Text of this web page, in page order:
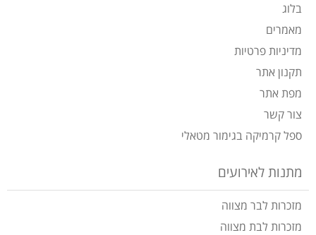
בלוג
מאמרים
מדיניות פרטיות
תקנון אתר
מפת אתר
צור קשר
ספל קרמיקה בגימור מטאלי
מתנות לאירועים
מזכרות לבר מצווה
מזכרות לבת מצווה